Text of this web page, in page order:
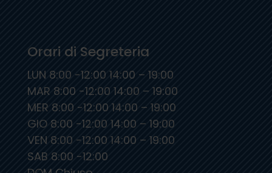
Orari di Segreteria
LUN 8:00 -12:00 14:00 – 19:00
MAR 8:00 -12:00 14:00 – 19:00
MER 8:00 -12:00 14:00 – 19:00
GIO 8:00 -12:00 14:00 – 19:00
VEN 8:00 -12:00 14:00 – 19:00
SAB 8:00 -12:00